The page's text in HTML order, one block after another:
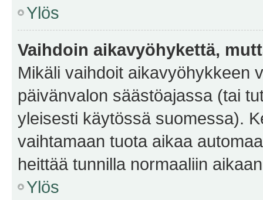
Ylös
Vaihdoin aikavyöhykettä,
Mikäli vaihdoit aikavyöhykkeen
päivänvalon säästöajassa (tai
yleisesti käytössä suomessa).
vaihtamaan tuota aikaa
heittää tunnilla normaaliin
Ylös